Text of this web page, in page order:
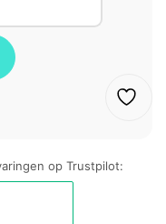
op Trustpilot: